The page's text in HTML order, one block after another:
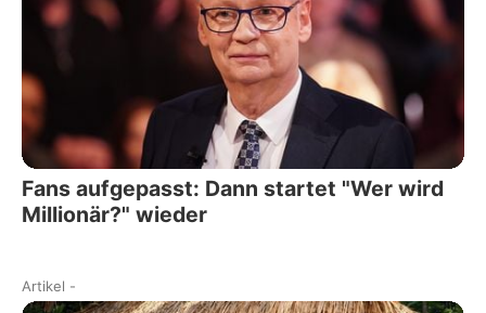
Fans aufgepasst: Dann startet "Wer wird
Millionär?" wieder
Artikel -